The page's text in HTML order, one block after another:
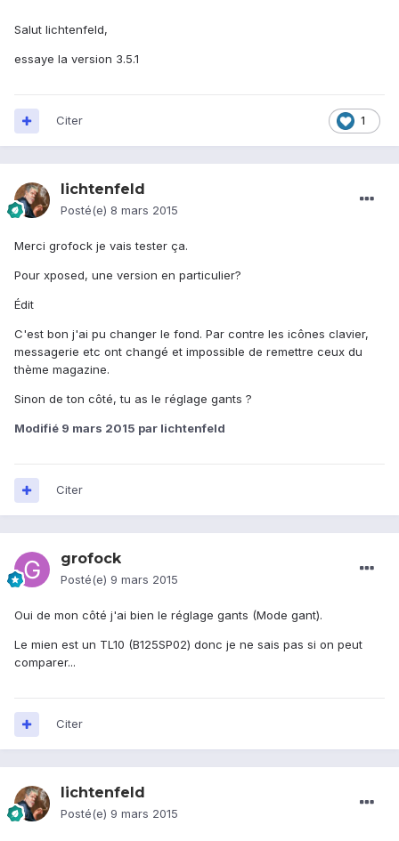
Salut lichtenfeld,
essaye la version 3.5.1
1
Citer
lichtenfeld
Posté(e) 8 mars 2015
Merci grofock je vais tester ça.
Pour xposed, une version en particulier?
Édit
C'est bon j'ai pu changer le fond. Par contre les icônes clavier,
messagerie etc ont changé et impossible de remettre ceux du
thème magazine.
Sinon de ton côté, tu as le réglage gants ?
Modifié 9 mars 2015 par lichtenfeld
Citer
grofock
Posté(e) 9 mars 2015
Oui de mon côté j'ai bien le réglage gants (Mode gant).
Le mien est un TL10 (B125SP02) donc je ne sais pas si on peut
comparer...
Citer
lichtenfeld
Posté(e) 9 mars 2015